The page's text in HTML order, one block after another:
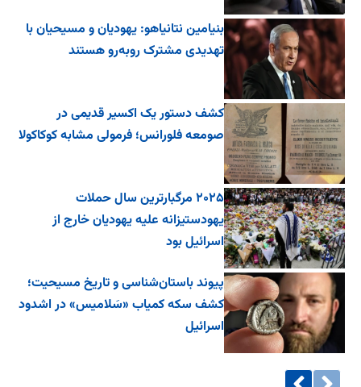
بنیامین نتانیاهو: یهودیان و مسیحیان با
تهدیدی مشترک روبه‌رو هستند
کشف دستور یک اکسیر قدیمی در
صومعه فلورانس؛ فرمولی مشابه کوکاکولا
۲۰۲۵ مرگبارترین سال حملات
یهودستیزانه علیه یهودیان خارج از
اسرائیل بود
پیوند باستان‌شناسی و تاریخ مسیحیت؛
کشف سکه کمیاب «سَلامیس» در اشدود
اسرائیل